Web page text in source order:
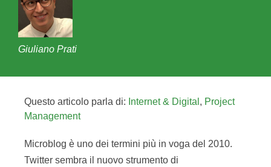
Giuliano Prati
Questo articolo parla di: Internet & Digital , Project
Management
Microblog è uno dei termini più in voga del 2010.
Twitter sembra il nuovo strumento di